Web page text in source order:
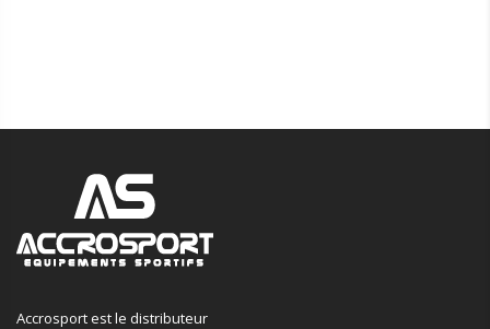
Accrosport est le distributeur